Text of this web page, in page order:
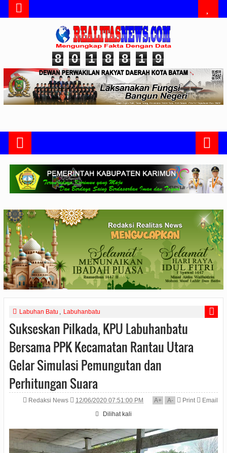
8 0 1 8 8 1 9
Labuhan Batu Labuhanbatu
Sukseskan Pilkada, KPU Labuhanbatu
Bersama PPK Kecamatan Rantau Utara
Gelar Simulasi Pemungutan dan
Perhitungan Suara
Redaksi News 12/06/2020 07:51:00 PM A+ A- Print
Email
Dilihat kali